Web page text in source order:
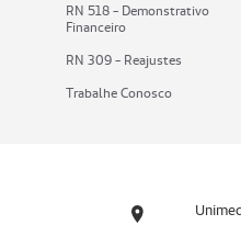
RN 518 - Demonstrativo
Financeiro
RN 309 - Reajustes
Trabalhe Conosco